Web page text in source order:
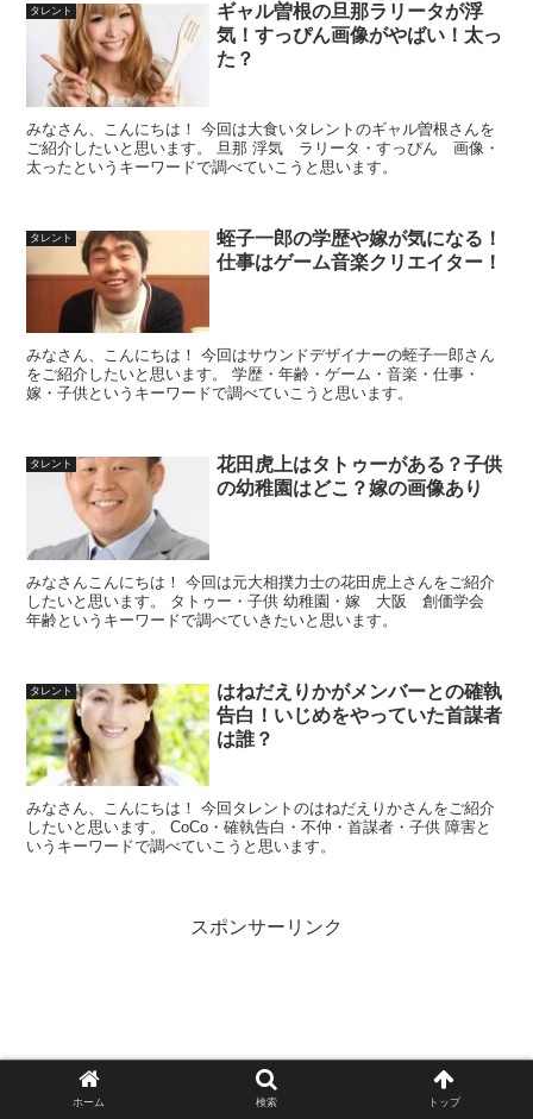
タレント
ギャル曽根の旦那ラリータが浮
気！すっぴん画像がやばい！太っ
た？
みなさん、こんにちは！ 今回は大食いタレントのギャル曽根さんを
ご紹介したいと思います。 旦那 浮気 ラリータ・すっぴん 画像・
太ったというキーワードで調べていこうと思います。
タレント
蛭子一郎の学歴や嫁が気になる！
仕事はゲーム音楽クリエイター！
みなさん、こんにちは！ 今回はサウンドデザイナーの蛭子一郎さん
をご紹介したいと思います。 学歴・年齢・ゲーム・音楽・仕事・
嫁・子供というキーワードで調べていこうと思います。
タレント
花田虎上はタトゥーがある？子供
の幼稚園はどこ？嫁の画像あり
みなさんこんにちは！ 今回は元大相撲力士の花田虎上さんをご紹介
したいと思います。 タトゥー・子供 幼稚園・嫁 大阪 創価学会
年齢というキーワードで調べていきたいと思います。
タレント
はねだえりかがメンバーとの確執
告白！いじめをやっていた首謀者
は誰？
みなさん、こんにちは！ 今回タレントのはねだえりかさんをご紹介
したいと思います。 CoCo・確執告白・不仲・首謀者・子供 障害と
いうキーワードで調べていこうと思います。
スポンサーリンク
ホーム 検索 トップ